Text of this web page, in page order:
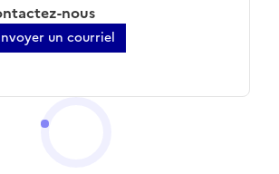
nous
un courriel